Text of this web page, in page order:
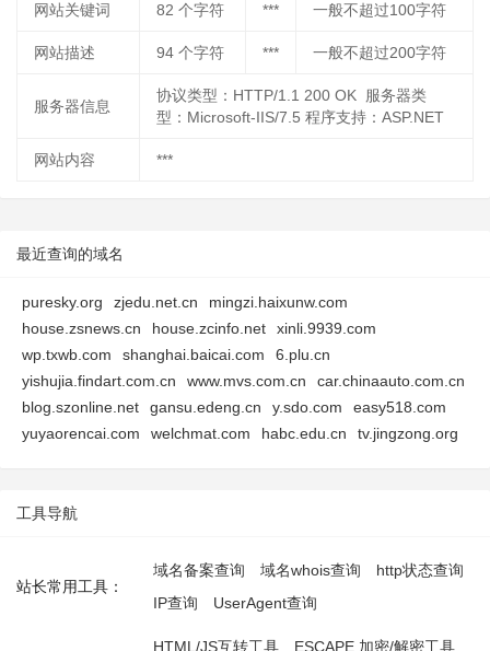
网站关键词 82 个字符 *** 一般不超过100字符
网站描述 94 个字符 *** 一般不超过200字符
服务器信息
协议类型：HTTP/1.1 200 OK 服务器类
型：Microsoft-IIS/7.5 程序支持：ASP.NET
网站内容 ***
最近查询的域名
puresky.org zjedu.net.cn
mingzi.haixunw.com
house.zsnews.cn
house.zcinfo.net
xinli.9939.com
wp.txwb.com
shanghai.baicai.com
6.plu.cn
yishujia.findart.com.cn
www.mvs.com.cn
car.chinaauto.com.cn
blog.szonline.net
gansu.edeng.cn y.sdo.com
easy518.com
yuyaorencai.com
welchmat.com habc.edu.cn tv.jingzong.org
工具导航
站长常用工具：
域名备案查询 域名whois查询
http状态查询
IP查询
UserAgent查询
HTML/JS互转工具 ESCAPE 加密/解密工具